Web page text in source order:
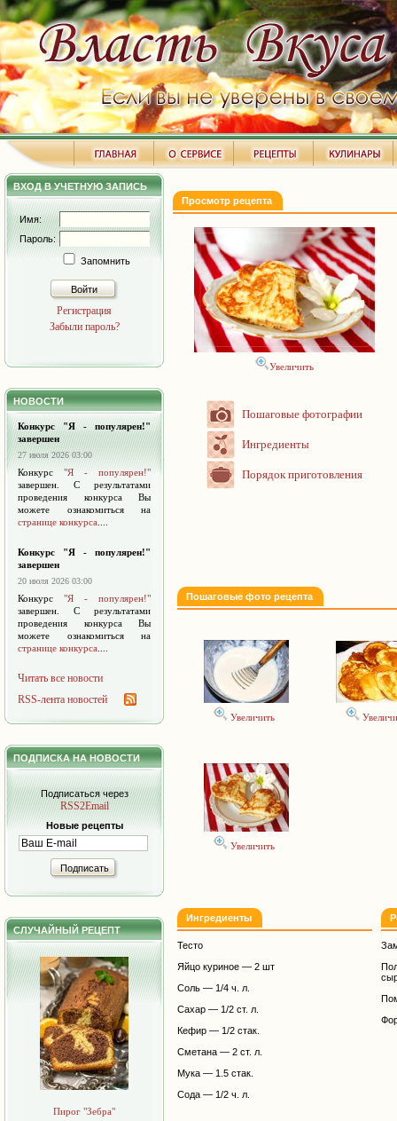
ВХОД В УЧЕТНУЮ ЗАПИСЬ
Имя:
Пароль:
Запомнить
Войти
Регистрация
Забыли пароль?
НОВОСТИ
Конкурс "Я - популярен!"
завершен
27 июля 2026 03:00
Конкурс "Я - популярен!"
завершен. С результатами
проведения конкурса Вы
можете ознакомиться на
странице конкурса
Конкурс "Я - популярен!"
завершен
20 июля 2026 03:00
Конкурс "Я - популярен!"
завершен. С результатами
проведения конкурса Вы
можете ознакомиться на
странице конкурса
Читать все новости
RSS-лента новостей
ПОДПИСКА НА НОВОСТИ
Подписаться через
RSS2Email
Новые рецепты
Подписать
СЛУЧАЙНЫЙ РЕЦЕПТ
Пирог "Зебра"
Просмотр рецепта
Увеличить
Пошаговые фотографии
Ингредиенты
Порядок приготовления
Пошаговые фото рецепта
Увеличить
Увеличить
Ингредиенты
Тесто
Яйцо куриное — 2 шт
Соль — 1/4 ч. л.
Сахар — 1/2 ст. л.
Кефир — 1/2 стак.
Сметана — 2 ст. л.
Мука — 1.5 стак.
Сода — 1/2 ч. л.